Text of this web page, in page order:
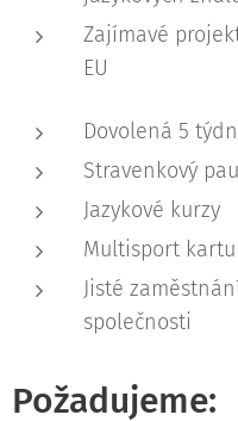
Zajímavé
EU
Dovolená 5
Stravenkový
Jazykové kurzy
Multisport kartu
Jisté
společnosti
Požadujeme: